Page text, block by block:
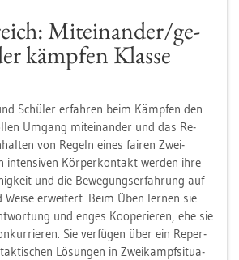
Mit­ein­an­der/ge­
kämp­fen Klas­se
Schü­ler er­fah­ren beim Kämp­fen den
Um­gang mit­ein­an­der und das Re­
von Re­geln eines fai­ren Zwei­
in­ten­si­ven Kör­per­kon­takt wer­den ihre
und die Be­we­gungs­er­fah­rung auf
er­wei­tert. Beim Üben ler­nen sie
und enges Ko­ope­rie­ren, ehe sie
Sie ver­fü­gen über ein Re­per­
Lö­sun­gen in Zwei­kampf­si­tua­